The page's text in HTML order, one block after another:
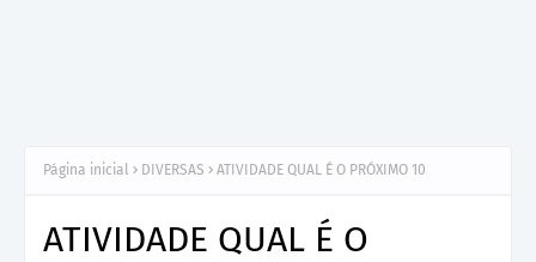
Página inicial DIVERSAS ATIVIDADE QUAL É O PRÓXIMO 10
ATIVIDADE QUAL É O